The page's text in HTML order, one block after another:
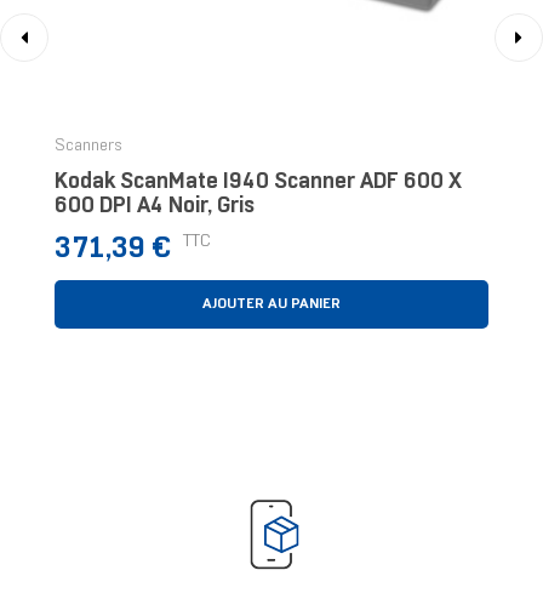
Scanners
Kodak ScanMate I940 Scanner ADF 600 X
600 DPI A4 Noir, Gris
Prix
371,39 € TTC
AJOUTER AU PANIER